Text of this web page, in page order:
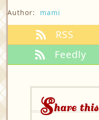
Author:
mami
RSS
Feedly
Share this